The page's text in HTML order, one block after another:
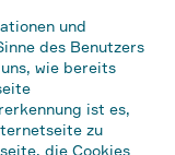
und
des Benutzers
wie bereits
ist es,
zu
die Cookies